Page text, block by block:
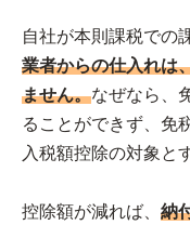
自社が本則課税での
業者からの仕入れは
ません。なぜなら、
ることができず、免
入税額控除の対象と
控除額が減れば、 納